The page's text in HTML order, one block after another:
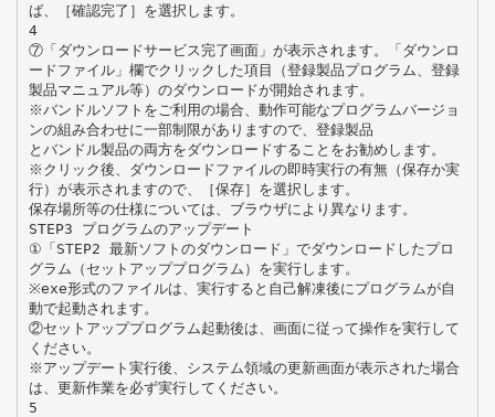
ば、［確認完了］を選択します。
4
⑦「ダウンロードサービス完了画面」が表示されます。「ダウンロ
ードファイル」欄でクリックした項目（登録製品プログラム、登録
製品マニュアル等）のダウンロードが開始されます。
※バンドルソフトをご利用の場合、動作可能なプログラムバージョ
ンの組み合わせに一部制限がありますので、登録製品
とバンドル製品の両方をダウンロードすることをお勧めします。
※クリック後、ダウンロードファイルの即時実行の有無（保存か実
行）が表示されますので、［保存］を選択します。
保存場所等の仕様については、ブラウザにより異なります。
STEP3 プログラムのアップデート
①「STEP2 最新ソフトのダウンロード」でダウンロードしたプロ
グラム（セットアッププログラム）を実行します。
※exe形式のファイルは、実行すると自己解凍後にプログラムが自
動で起動されます。
②セットアッププログラム起動後は、画面に従って操作を実行して
ください。
※アップデート実行後、システム領域の更新画面が表示された場合
は、更新作業を必ず実行してください。